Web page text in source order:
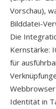
Vorschau),
Bilddatei-
Die
Kernstärke:
für
Identität in